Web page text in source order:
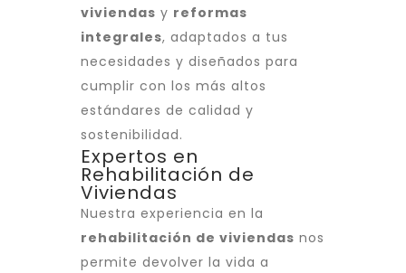
viviendas y reformas
integrales, adaptados a tus
necesidades y diseñados para
cumplir con los más altos
estándares de calidad y
sostenibilidad.
Expertos en
Rehabilitación de
Viviendas
Nuestra experiencia en la
rehabilitación de viviendas nos
permite devolver la vida a